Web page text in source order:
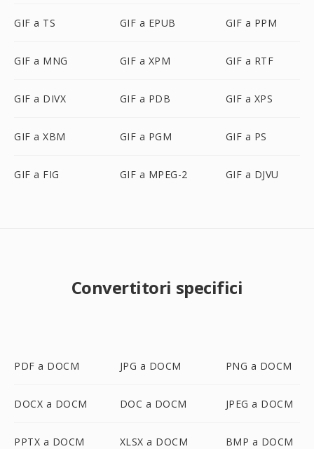
GIF a TS GIF a EPUB GIF a PPM
GIF a MNG GIF a XPM GIF a RTF
GIF a DIVX GIF a PDB GIF a XPS
GIF a XBM GIF a PGM GIF a PS
GIF a FIG GIF a MPEG-2 GIF a DJVU
Convertitori specifici
PDF a DOCM JPG a DOCM PNG a DOCM
DOCX a DOCM DOC a DOCM JPEG a DOCM
PPTX a DOCM XLSX a DOCM BMP a DOCM